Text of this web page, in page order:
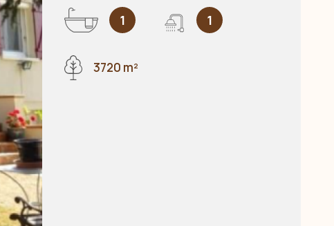
1 1
3720 m²